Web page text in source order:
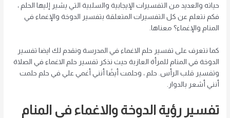
حياته والعديد من التفسيرات الإيجابية والسلبية التي يشير إليها الحلم ،
فكم نتعلم عن كل التفسيرات المتعلقة بتفسير الدوخة والإغماء في
المنام والإغماء؟ معناها.
كما نتعرف على تفسير حلم الاغماء في المدرسة ونقدم لك ايضا تفسير
الدوخة في المنام للمرأة العازبة حيث نذكر تفسير حلم الاغماء في الصلاة
وتفسير قلب الرأس. حلم ، وحلمت أيضًا أنني أغمي علي في حلم حلمت
أنني أشعر بالدوار.
تفسير رؤية الدوخة والاغماء في المنام